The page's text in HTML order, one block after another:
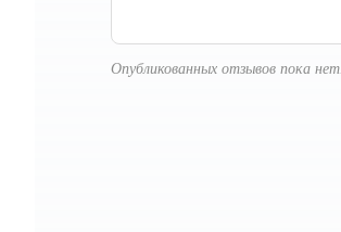
Опубликованных отзывов пока нет.